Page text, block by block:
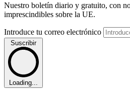
Nuestro boletín diario y gratuito, con
imprescindibles sobre la UE.
Introduce tu correo electrónico
Suscribir
Loading...